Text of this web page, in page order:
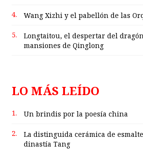
4. Wang Xizhi y el pabellón de las
5.
Longtaitou, el despertar del
mansiones de Qinglong
LO MÁS LEÍDO
1. Un brindis por la poesía china
2.
La distinguida cerámica de
dinastía Tang